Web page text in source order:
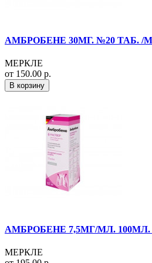
АМБРОБЕНЕ 30МГ. №20 ТАБ. /
МЕРКЛЕ
от 150.00 р.
В корзину
АМБРОБЕНЕ 7,5МГ/МЛ.
МЕРКЛЕ